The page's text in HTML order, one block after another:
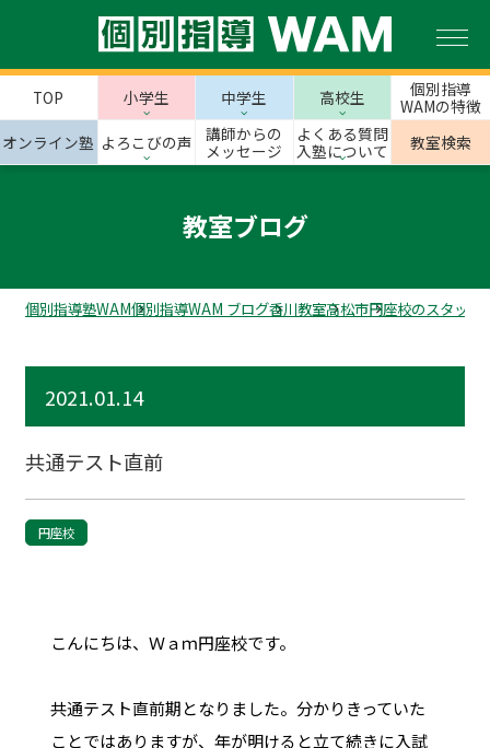
TOP 小学生 中学生 高校生
個別指導
WAMの特徴
オンライン塾 よろこびの声
講師からの
メッセージ
よくある質問
入塾について
教室検索
教室ブログ
個別指導塾WAM個別指導WAM ブログ香川教室高松市円座校のスタッフ
2021.01.14
共通テスト直前
円座校
こんにちは、Ｗａｍ円座校です。
共通テスト直前期となりました。分かりきっていた
ことではありますが、年が明けると立て続きに入試